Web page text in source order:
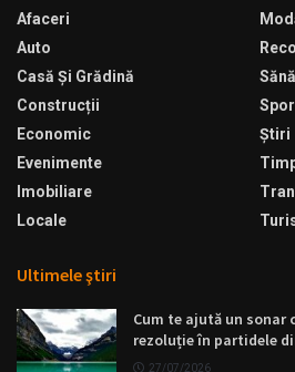
Afaceri
Auto
Casă Şi Grădină
Construcții
Economic
Evenimente
Imobiliare
Locale
Ştiri
Ultimele ştiri
Cum te ajută un
rezoluție în partidele
27/07/2026